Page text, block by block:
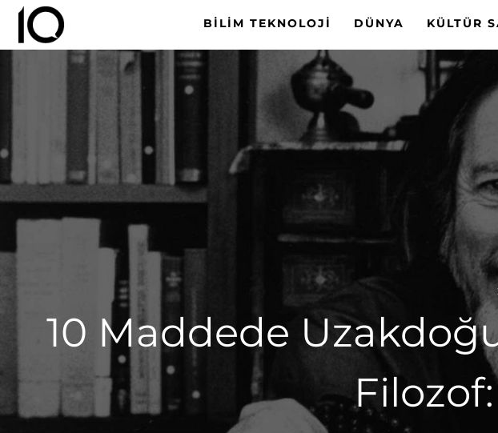
BILIM TEKNOLOJI DÜNYA KÜLTÜR
10 Maddede